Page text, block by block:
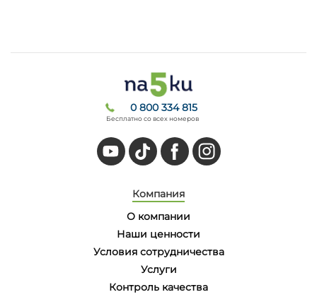
0 800 334 815
Бесплатно со всех номеров
Компания
О компании
Наши ценности
Условия сотрудничества
Услуги
Контроль качества